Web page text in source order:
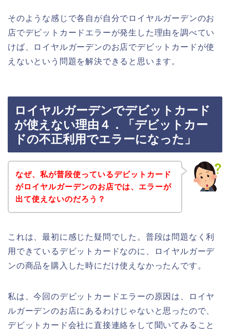
そのような感じで各自が自分でロイヤルガーデンのお
店でデビットカードエラーが発生した理由を調べてい
けば、ロイヤルガーデンのお店でデビットカードが使
えないという問題を解決できると思います。
ロイヤルガーデンでデビットカード
が使えない理由４．「デビットカー
ドの不正利用でエラーになった」
なぜ、私が普段使っているデビットカード
がロイヤルガーデンのお店では、エラーが
出て使えないのだろう？
これは、最初に感じた疑問でした。普段は問題なく利
用できているデビットカードなのに、ロイヤルガーデ
ンの商品を購入した時にだけ使えなかったんです。
私は、今回のデビットカードエラーの原因は、ロイヤ
ルガーデンのお店にあるわけじゃないと思ったので、
デビットカード会社に直接連絡をして聞いてみること